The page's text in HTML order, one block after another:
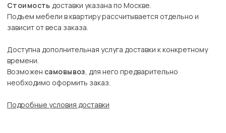
Стоимость доставки указана по Москве.
Подъем мебели в квартиру рассчитывается отдельно и
зависит от веса заказа.
Доступна дополнительная услуга доставки к конкретному
времени.
Возможен самовывоз, для него предварительно
необходимо оформить заказ.
Подробные условия доставки